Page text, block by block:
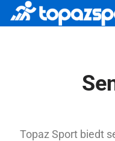
Topaz Sport biedt